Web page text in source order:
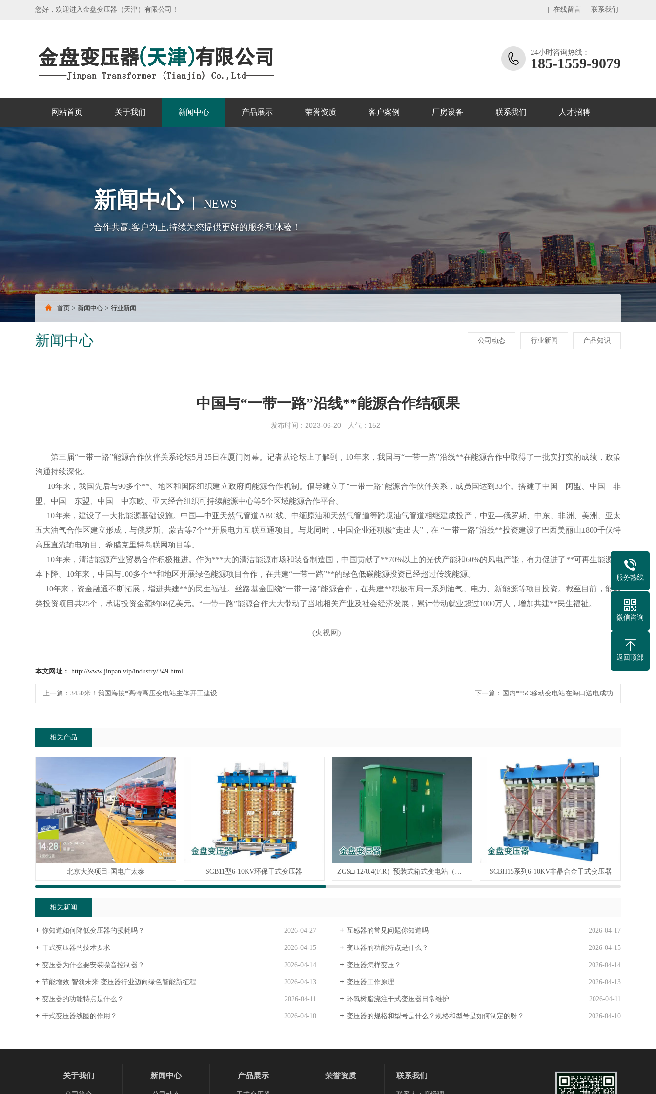
您好，欢迎进入金盘变压器（天津）有限公司！ 在线留言 联系我们
24小时咨询热线：
185-1559-9079
网站首页 关于我们 新闻中心 产品展示 荣誉资质 客户案例 厂房设备 联系我们 人才招聘
新闻中心 NEWS
合作共赢,客户为上,持续为您提供更好的服务和体验！
首页 > 新闻中心 > 行业新闻
新闻中心 公司动态 行业新闻 产品知识
中国与“一带一路”沿线**能源合作结硕果
发布时间：2023-06-20 人气： 152
第三届“一带一路”能源合作伙伴关系论坛5月25日在厦门闭幕。记者从论坛上了解到，10年来，我国与“一带一路”沿线**在能源合作中取得了一批实打实的成绩，政策
沟通持续深化。
10年来，我国先后与90多个**、地区和国际组织建立政府间能源合作机制。倡导建立了“一带一路”能源合作伙伴关系，成员国达到33个。搭建了中国—阿盟、中国—非
盟、中国—东盟、中国—中东欧、亚太经合组织可持续能源中心等5个区域能源合作平台。
10年来，建设了一大批能源基础设施。中国—中亚天然气管道ABC线、中缅原油和天然气管道等跨境油气管道相继建成投产，中亚—俄罗斯、中东、非洲、美洲、亚太
五大油气合作区建立形成，与俄罗斯、蒙古等7个**开展电力互联互通项目。与此同时，中国企业还积极“走出去”，在 “一带一路”沿线**投资建设了巴西美丽山±800千伏特
高压直流输电项目、希腊克里特岛联网项目等。
10年来，清洁能源产业贸易合作积极推进。作为***大的清洁能源市场和装备制造国，中国贡献了**70%以上的光伏产能和60%的风电产能，有力促进了**可再生能源成
本下降。10年来，中国与100多个**和地区开展绿色能源项目合作，在共建“一带一路”**的绿色低碳能源投资已经超过传统能源。
10年来，资金融通不断拓展，增进共建**的民生福祉。丝路基金围绕“一带一路”能源合作，在共建**积极布局一系列油气、电力、新能源等项目投资。截至目前，能源
类投资项目共25个，承诺投资金额约68亿美元。“一带一路”能源合作大大带动了当地相关产业及社会经济发展，累计带动就业超过1000万人，增加共建**民生福祉。
(央视网)
本文网址： http://www.jinpan.vip/industry/349.html
上一篇： 3450米！我国海拔*高特高压变电站主体开工建设 下一篇： 国内**5G移动变电站在海口送电成功
相关产品
北京大兴项目-国电广太泰 SGB11型6-10KV环保干式变压器 SCBH15系列6-10KV非晶合金干式变压器
相关新闻
你知道如何降低变压器的损耗吗？ 2026-04-27 互感器的常见问题你知道吗 2026-04-17
干式变压器的技术要求 2026-04-15 变压器的功能特点是什么？ 2026-04-15
变压器为什么要安装噪音控制器？ 2026-04-14 变压器怎样变压？ 2026-04-14
节能增效 智领未来 变压器行业迈向绿色智能新征程 2026-04-13 变压器工作原理 2026-04-13
变压器的功能特点是什么？ 2026-04-11 环氧树脂浇注干式变压器日常维护 2026-04-11
干式变压器线圈的作用？ 2026-04-10 变压器的规格和型号是什么？规格和型号是如何制定的呀？ 2026-04-10
关于我们 新闻中心 产品展示 荣誉资质 联系我们
服务热线
微信咨询
返回顶部